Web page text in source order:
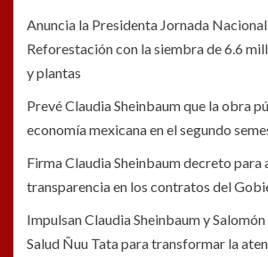
Anuncia la Presidenta Jornada
Reforestación con la siembra de 6.6
y plantas
Prevé Claudia Sheinbaum que la obra
economía mexicana en el segundo
Firma Claudia Sheinbaum decreto para
transparencia en los contratos del
Impulsan Claudia Sheinbaum y
Salud Ñuu Tata para transformar la